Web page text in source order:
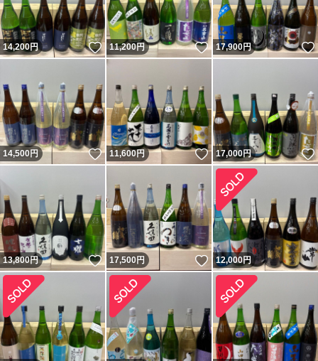
14,200円 いいね！
11,200円 いいね！
17,900円
14,500円 いいね！
11,600円 いいね！
17,000円
13,800円 いいね！
17,500円 いいね！
12,000円